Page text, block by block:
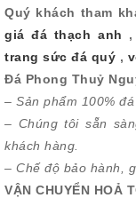
Quý khách tham
giá đá thạch anh
,
trang sức đá quý ,
Đá Phong Thuỷ
– Sản phẩm 100%
– Chúng tôi sẵn
khách hàng.
– Chế độ bảo hành,
VẬN CHUYỂN HOẢ